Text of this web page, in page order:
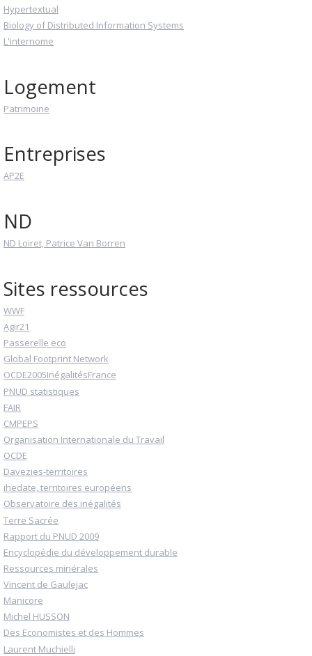
Hypertextual
Biology of Distributed Information Systems
L'internome
Logement
Patrimoine
Entreprises
AP2E
ND
ND Loiret, Patrice Van Borren
Sites ressources
WWF
Agir21
Passerelle eco
Global Footprint Network
OCDE2005InégalitésFrance
PNUD statistiques
FAIR
CMPEPS
Organisation Internationale du Travail
OCDE
Davezies-territoires
ihedate, territoires européens
Observatoire des inégalités
Terre Sacrée
Rapport du PNUD 2009
Encyclopédie du développement durable
Ressources minérales
Vincent de Gaulejac
Manicore
Michel HUSSON
Des Economistes et des Hommes
Laurent Muchielli